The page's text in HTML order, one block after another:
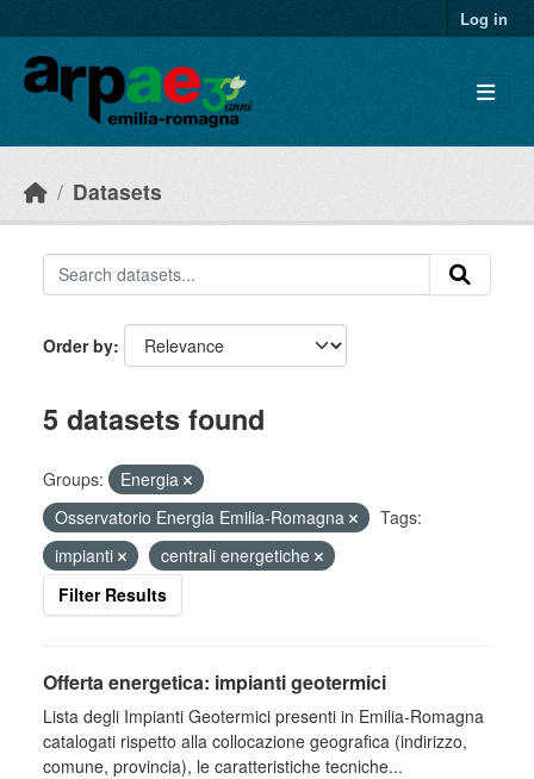
Log in
Datasets
Order by
5 datasets found
Groups:
Energia
Osservatorio Energia Emilia-Romagna
Tags:
impianti
centrali energetiche
Filter Results
Offerta energetica: impianti geotermici
Lista degli Impianti Geotermici presenti in Emilia-Romagna
catalogati rispetto alla collocazione geografica (indirizzo,
comune, provincia), le caratteristiche tecniche...